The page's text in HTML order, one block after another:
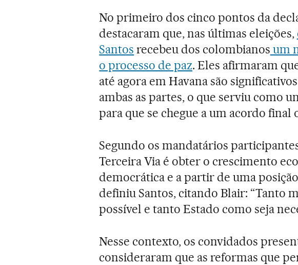
No primeiro dos cinco pontos da
destacaram que, nas últimas eleições,
Santos recebeu dos colombianos um
o processo de paz. Eles afirmaram
até agora em Havana são
ambas as partes, o que serviu como
para que se chegue a um acordo final
Segundo os mandatários
Terceira Via é obter o crescimento
democrática e a partir de uma
definiu Santos, citando Blair: “Tanto
possível e tanto Estado como seja
Nesse contexto, os convidados
consideraram que as reformas que